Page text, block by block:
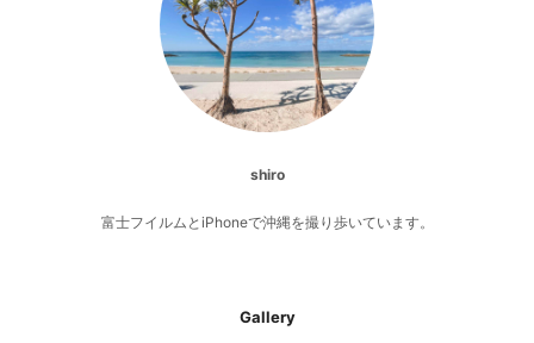
shiro
富士フイルムとiPhoneで沖縄を撮り歩いています。
Gallery